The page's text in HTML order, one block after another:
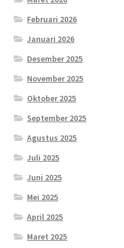
Februari 2026
Januari 2026
Desember 2025
November 2025
Oktober 2025
September 2025
Agustus 2025
Juli 2025
Juni 2025
Mei 2025
April 2025
Maret 2025